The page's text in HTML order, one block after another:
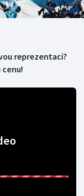
reprezentaci?